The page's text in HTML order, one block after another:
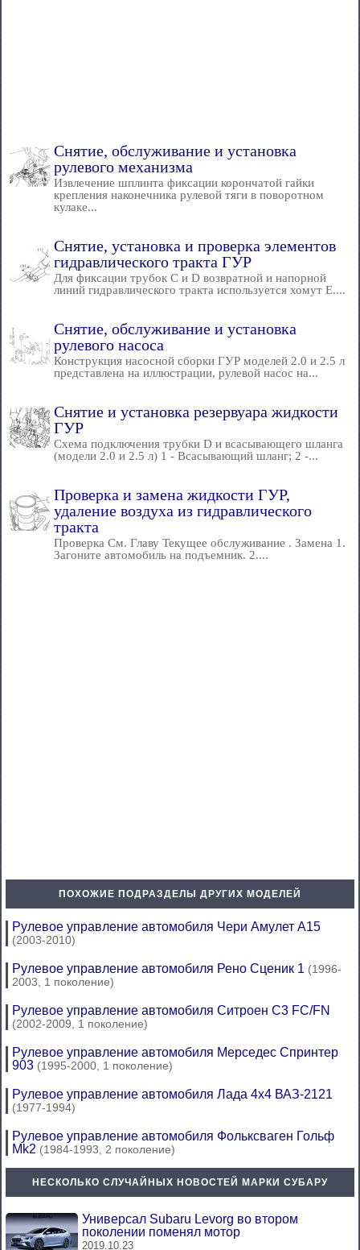
Снятие, обслуживание и установка
рулевого механизма
Извлечение шплинта фиксации корончатой гайки
крепления наконечника рулевой тяги в поворотном
кулаке...
Снятие, установка и проверка элементов
гидравлического тракта ГУР
Для фиксации трубок C и D возвратной и напорной
линий гидравлического тракта используется хомут Е....
Снятие, обслуживание и установка
рулевого насоса
Конструкция насосной сборки ГУР моделей 2.0 и 2.5 л
представлена на иллюстрации, рулевой насос на...
Снятие и установка резервуара жидкости
ГУР
Схема подключения трубки D и всасывающего шланга
(модели 2.0 и 2.5 л) 1 - Всасывающий шланг; 2 -...
Проверка и замена жидкости ГУР,
удаление воздуха из гидравлического
тракта
Проверка См. Главу Текущее обслуживание . Замена 1.
Загоните автомобиль на подъемник. 2....
ПОХОЖИЕ ПОДРАЗДЕЛЫ ДРУГИХ МОДЕЛЕЙ
Рулевое управление автомобиля Чери Амулет А15
(2003-2010)
Рулевое управление автомобиля Рено Сценик 1 (1996-
2003, 1 поколение)
Рулевое управление автомобиля Ситроен С3 FC/FN
(2002-2009, 1 поколение)
Рулевое управление автомобиля Мерседес Спринтер
903 (1995-2000, 1 поколение)
Рулевое управление автомобиля Лада 4х4 ВАЗ-2121
(1977-1994)
Рулевое управление автомобиля Фольксваген Гольф
Mk2 (1984-1993, 2 поколение)
НЕСКОЛЬКО СЛУЧАЙНЫХ НОВОСТЕЙ МАРКИ СУБАРУ
Универсал Subaru Levorg во втором
поколении поменял мотор
2019.10.23